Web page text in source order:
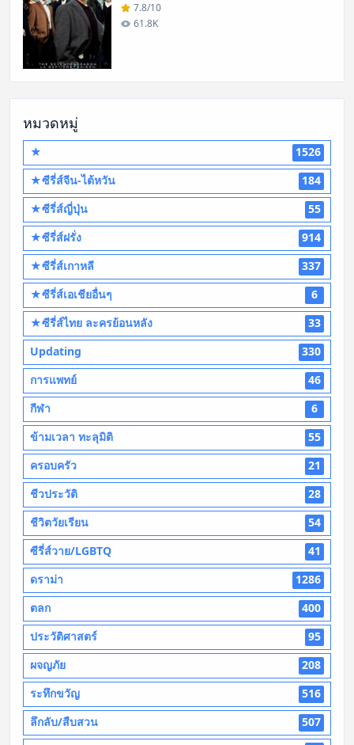
7.8/10
61.8K
หมวดหมู่
★
1526
★ซีรี่ส์จีน-ไต้หวัน
184
★ซีรี่ส์ญี่ปุ่น
55
★ซีรี่ส์ฝรั่ง
914
★ซีรี่ส์เกาหลี
337
★ซีรี่ส์เอเชียอื่นๆ
6
★ซีรี่ส์ไทย ละครย้อนหลัง
33
Updating
330
การแพทย์
46
กีฬา
6
ข้ามเวลา ทะลุมิติ
55
ครอบครัว
21
ชีวประวัติ
28
ชีวิตวัยเรียน
54
ซีรี่ส์วาย/LGBTQ
41
ดราม่า
1286
ตลก
400
ประวัติศาสตร์
95
ผจญภัย
208
ระทึกขวัญ
516
ลึกลับ/สืบสวน
507